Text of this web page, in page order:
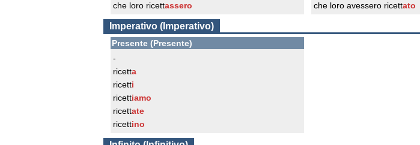
che loro ricettassero
che loro avessero ricettato
Imperativo (Imperativo)
Presente (Presente)
-
ricetta
ricetti
ricettiamo
ricettate
ricettino